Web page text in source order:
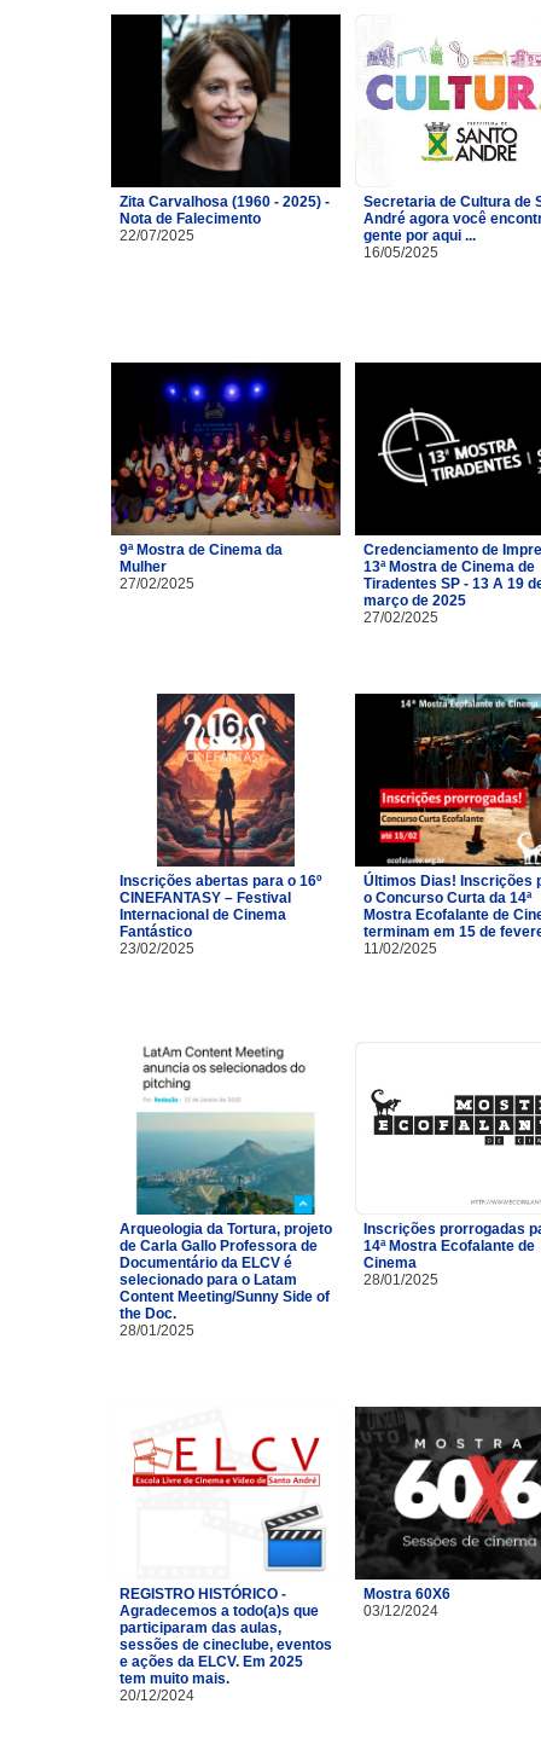
Zita Carvalhosa (1960 - 2025) -
Nota de Falecimento
22/07/2025
Secretaria de Cultura de
André agora você
gente por aqui ...
16/05/2025
9ª Mostra de Cinema da
Mulher
27/02/2025
Credenciamento de
13ª Mostra de Cinema de
Tiradentes SP - 13 A 19
março de 2025
27/02/2025
Inscrições abertas para o 16º
CINEFANTASY – Festival
Internacional de Cinema
Fantástico
23/02/2025
Últimos Dias! Inscrições
o Concurso Curta da 14ª
Mostra Ecofalante de
terminam em 15 de
11/02/2025
Arqueologia da Tortura, projeto
de Carla Gallo Professora de
Documentário da ELCV é
selecionado para o Latam
Content Meeting/Sunny Side of
the Doc.
28/01/2025
Inscrições prorrogadas
14ª Mostra Ecofalante de
Cinema
28/01/2025
REGISTRO HISTÓRICO -
Agradecemos a todo(a)s que
participaram das aulas,
sessões de cineclube, eventos
e ações da ELCV. Em 2025
tem muito mais.
20/12/2024
Mostra 60X6
03/12/2024